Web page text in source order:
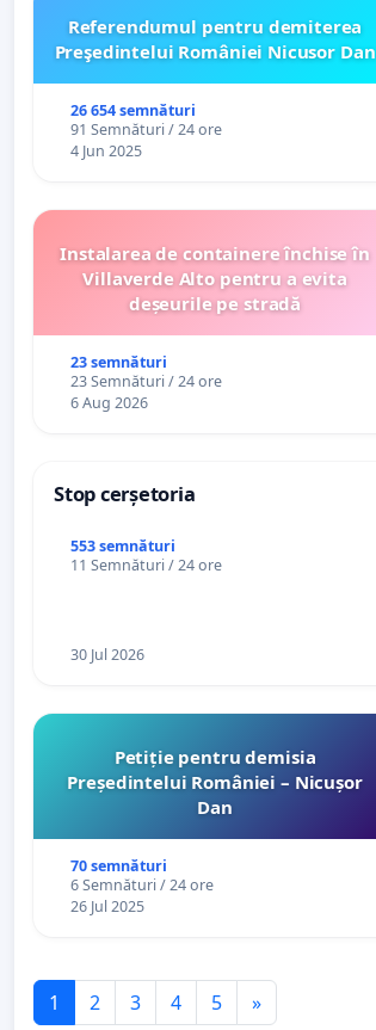
Referendumul pentru demiterea
Preşedintelui României Nicusor Dan
26 654 semnături
91 Semnături / 24 ore
4 Jun 2025
Instalarea de containere închise în
Villaverde Alto pentru a evita
deșeurile pe stradă
23 semnături
23 Semnături / 24 ore
6 Aug 2026
Stop cerșetoria
553 semnături
11 Semnături / 24 ore
30 Jul 2026
Petiție pentru demisia
Președintelui României – Nicușor
Dan
70 semnături
6 Semnături / 24 ore
26 Jul 2025
1 2 3 4 5 »